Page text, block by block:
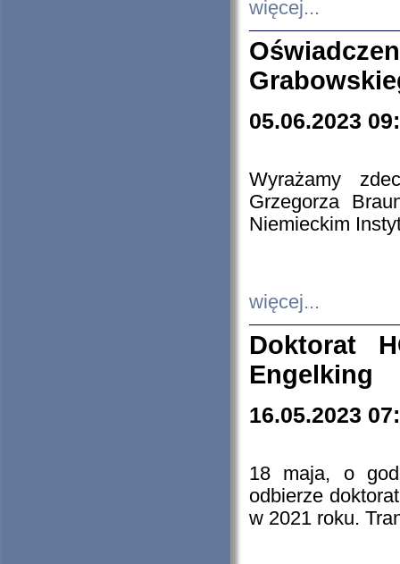
więcej...
05.06.2023
Wyrażamy
Grzegorza
Niemieckim
więcej...
Doktorat
Engelking
16.05.2023
18 maja, o
odbierze
w 2021 roku.